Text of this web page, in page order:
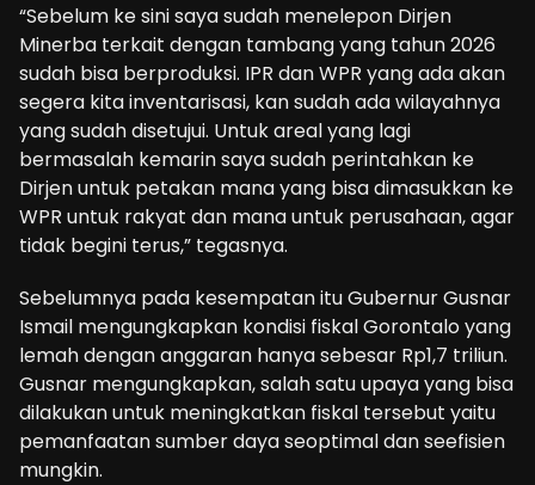
“Sebelum ke sini saya sudah menelepon Dirjen
Minerba terkait dengan tambang yang tahun 2026
sudah bisa berproduksi. IPR dan WPR yang ada akan
segera kita inventarisasi, kan sudah ada wilayahnya
yang sudah disetujui. Untuk areal yang lagi
bermasalah kemarin saya sudah perintahkan ke
Dirjen untuk petakan mana yang bisa dimasukkan ke
WPR untuk rakyat dan mana untuk perusahaan, agar
tidak begini terus,” tegasnya.
Sebelumnya pada kesempatan itu Gubernur Gusnar
Ismail mengungkapkan kondisi fiskal Gorontalo yang
lemah dengan anggaran hanya sebesar Rp1,7 triliun.
Gusnar mengungkapkan, salah satu upaya yang bisa
dilakukan untuk meningkatkan fiskal tersebut yaitu
pemanfaatan sumber daya seoptimal dan seefisien
mungkin.